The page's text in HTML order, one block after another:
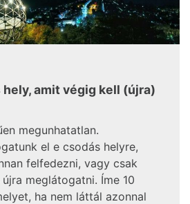
amit végig kell (újra)
megunhatatlan.
el e csodás helyre,
felfedezni, vagy csak
meglátogatni. Íme 10
ha nem láttál azonnal